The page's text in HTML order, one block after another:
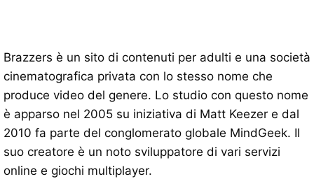
Brazzers è un sito di contenuti per adulti e una società
cinematografica privata con lo stesso nome che
produce video del genere. Lo studio con questo nome
è apparso nel 2005 su iniziativa di Matt Keezer e dal
2010 fa parte del conglomerato globale MindGeek. Il
suo creatore è un noto sviluppatore di vari servizi
online e giochi multiplayer.